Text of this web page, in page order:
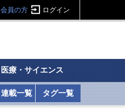
会員の方 ログイン
医療・サイエンス
連載一覧 タグ一覧